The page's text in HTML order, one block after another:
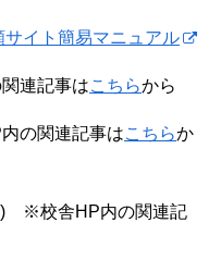
サイト簡易マニュアル
連記事はこちらから
の関連記事はこちらか
) ※校舎HP内の関連記